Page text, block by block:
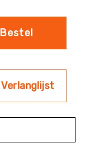
Bestel
Verlanglijst